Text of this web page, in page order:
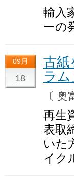
輸入
ーの
09月
18
古紙
ラ
〔
再生
表取
いた
イク